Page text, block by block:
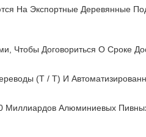
На Экспортные Деревянные
Договориться О Сроке
(T / T) И
Алюминиевых